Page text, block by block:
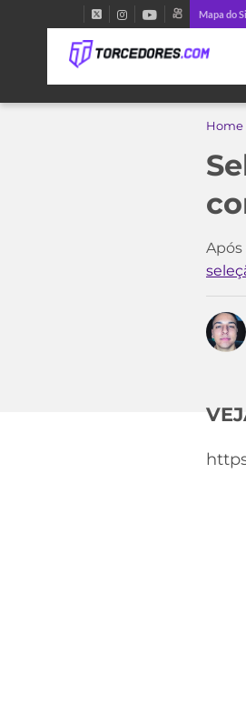
Mapa do
Home
Após